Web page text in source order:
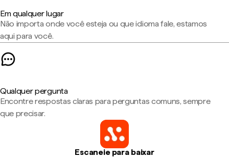
Em qualquer lugar
Não importa onde você esteja ou que idioma fale, estamos
aqui para você.
Qualquer pergunta
Encontre respostas claras para perguntas comuns, sempre
que precisar.
Escaneie para baixar